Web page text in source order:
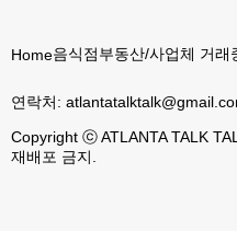
Home음식점부동산/사업체 거래
연락처:
Copyright ⓒ ATLANTA TALK
재배포 금지.